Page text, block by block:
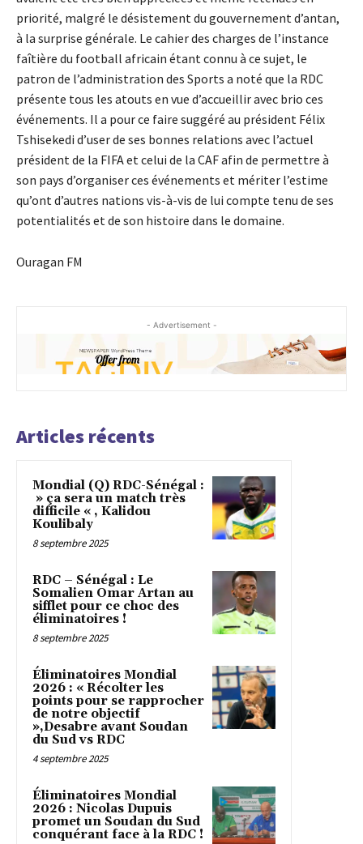
priorité, malgré le désistement du gouvernement d’antan,
à la surprise générale. Le cahier des charges de l’instance
faîtière du football africain étant connu à ce sujet, le
patron de l’administration des Sports a noté que la RDC
présente tous les atouts en vue d’accueillir avec brio ces
événements. Il a pour ce faire suggéré au président Félix
Tshisekedi d’user de ses bonnes relations avec l’actuel
président de la FIFA et celui de la CAF afin de permettre à
son pays d’organiser ces événements et mériter l’estime
qu’ont d’autres nations vis-à-vis de lui compte tenu de ses
potentialités et de son histoire dans le domaine.
Ouragan FM
- Advertisement -
Articles récents
Mondial (Q) RDC-Sénégal :
» ça sera un match très
difficile « , Kalidou
Koulibaly
8 septembre 2025
RDC – Sénégal : Le
Somalien Omar Artan au
sifflet pour ce choc des
éliminatoires !
8 septembre 2025
Éliminatoires Mondial
2026 : « Récolter les
points pour se rapprocher
de notre objectif
»,Desabre avant Soudan
du Sud vs RDC
4 septembre 2025
Éliminatoires Mondial
2026 : Nicolas Dupuis
promet un Soudan du Sud
conquérant face à la RDC !